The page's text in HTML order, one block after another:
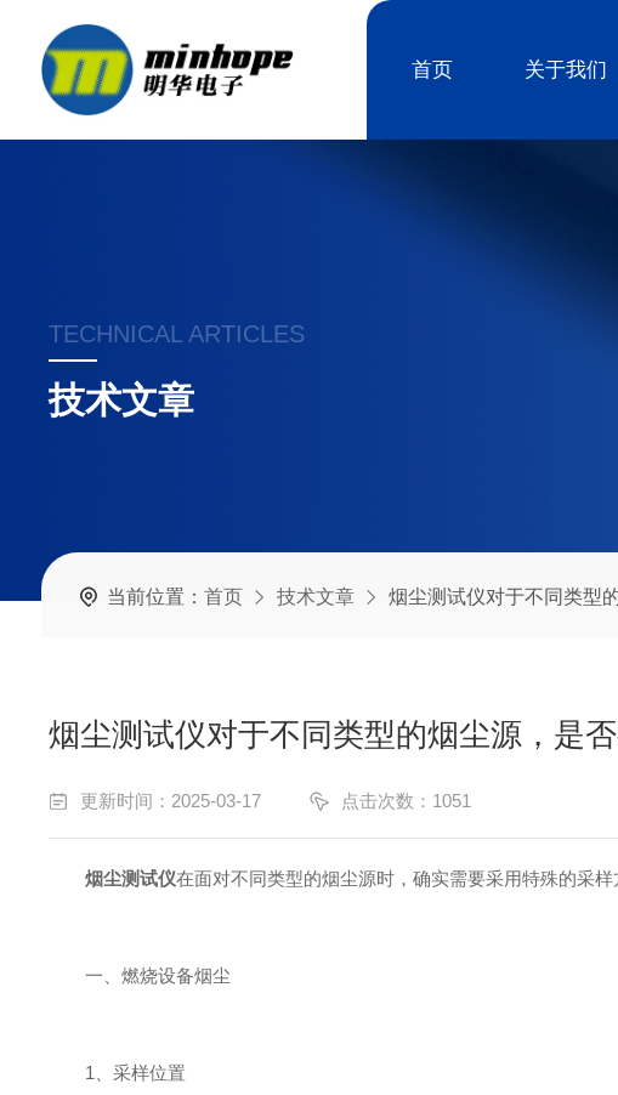
首页 关于我们
TECHNICAL ARTICLES
技术文章
当前位置： 首页 技术文章 烟尘测试仪对于不同类型的烟
烟尘测试仪对于不同类型的烟尘源，是
更新时间：2025-03-17 点击次数：1051
烟尘测试仪在面对不同类型的烟尘源时，确实需要采用特殊的采
一、燃烧设备烟尘
1、采样位置